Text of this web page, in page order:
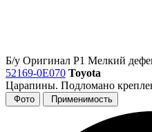
Б/у Оригинал Р1 Мелкий
52169-0E070 Toyota
Царапины. Подломано
Фото Применимость